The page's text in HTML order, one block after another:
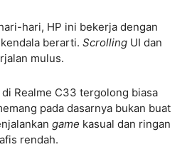
hari, HP ini bekerja dengan
berarti. Scrolling UI dan
mulus.
di Realme C33 tergolong biasa
pada dasarnya bukan buat
game kasual dan ringan
rendah.